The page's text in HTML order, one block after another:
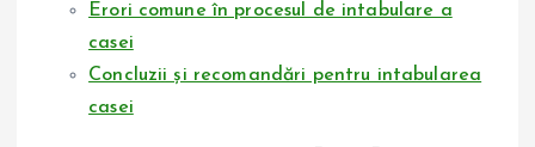
Erori comune în procesul de intabulare a
casei
Concluzii și recomandări pentru intabularea
casei